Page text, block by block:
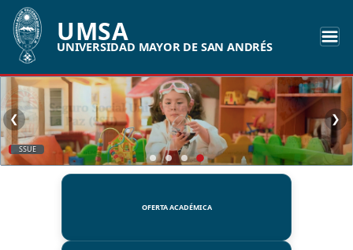
UMSA
UNIVERSIDAD MAYOR DE SAN ANDRÉS
SSUE
❮ ❯
OFERTA ACADÉMICA